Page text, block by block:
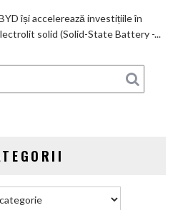
BYD
pentru
bateriile
în
își accelerează investițiile în
solid (Solid-State Battery -...